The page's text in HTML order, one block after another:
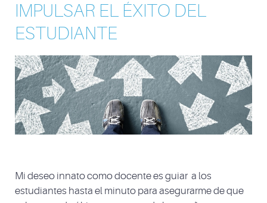
IMPULSAR EL ÉXITO DEL
ESTUDIANTE
Mi deseo innato como docente es guiar a los
estudiantes hasta el minuto para asegurarme de que